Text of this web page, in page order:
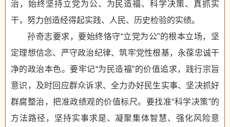
治，始终坚持立党为公、为民造福、科学决策、真抓实
干，努力创造经得起实践、人民、历史检验的实绩。
孙奇志要求，要始终恪守“立党为公”的根本立场，坚
定理想信念、严守政治纪律、筑牢党性根基，永葆忠诚干
净的政治本色。要牢记“为民造福”的价值追求，践行宗旨
意识，及时回应群众诉求、全力办好民生实事、坚决抓好
群腐整治，把准政绩观的价值标尺。要找准“科学决策”的
方法路径，坚持实事求是、凝聚集体智慧、强化风险意